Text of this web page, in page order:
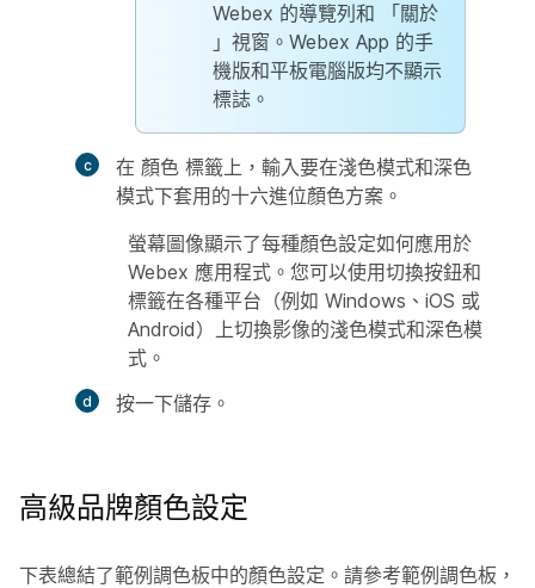
Webex 的導覽列和
「關於
」視窗。Webex App 的手
機版和平板電腦版均不顯示
標誌。
在 顏色 標籤上，輸入要在淺色模式和深色
模式下套用的十六進位顏色方案。
螢幕圖像顯示了每種顏色設定如何應用於
Webex 應用程式。您可以使用切換按鈕和
標籤在各種平台（例如 Windows、iOS 或
Android）上切換影像的淺色模式和深色模
式。
按一下儲存 。
高級品牌顏色設定
下表總結了範例調色板中的顏色設定。請參考範例調色板，